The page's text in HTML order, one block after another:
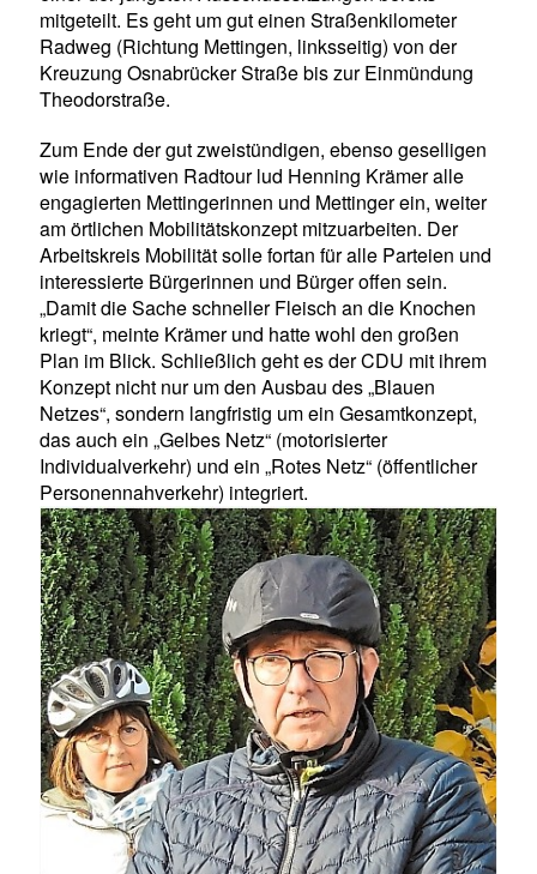
mitgeteilt. Es geht um gut einen Straßenkilometer
Radweg (Richtung Mettingen, linksseitig) von der
Kreuzung Osnabrücker Straße bis zur Einmündung
Theodorstraße.
Zum Ende der gut zweistündigen, ebenso geselligen
wie informativen Radtour lud Henning Krämer alle
engagierten Mettingerinnen und Mettinger ein, weiter
am örtlichen Mobilitätskonzept mitzuarbeiten. Der
Arbeitskreis Mobilität solle fortan für alle Parteien und
interessierte Bürgerinnen und Bürger offen sein.
Damit die Sache schneller Fleisch an die Knochen
kriegt“, meinte Krämer und hatte wohl den großen
Plan im Blick. Schließlich geht es der CDU mit ihrem
Konzept nicht nur um den Ausbau des „Blauen
Netzes“, sondern langfristig um ein Gesamtkonzept,
das auch ein „Gelbes Netz“ (motorisierter
Individualverkehr) und ein „Rotes Netz“ (öffentlicher
Personennahverkehr) integriert.